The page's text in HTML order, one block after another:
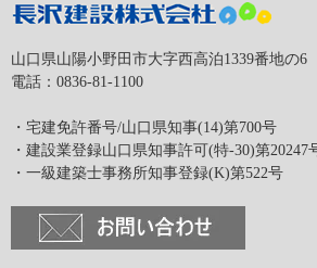
山口県山陽小野田市大字西高泊1339番地の6
電話：0836-81-1100
・宅建免許番号/山口県知事(14)第700号
・建設業登録山口県知事許可(特-30)第20247
・一級建築士事務所知事登録(K)第522号